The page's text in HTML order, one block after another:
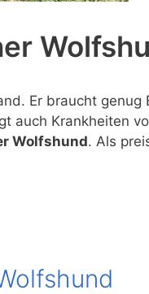
Er braucht
Krankheiten
Wolfshund. Als